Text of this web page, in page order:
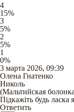
4
15%
3
5%
2
5%
1
0%
3 марта 2026, 09:39
Олена Гнатенко
Николь
(Мальтийская болонка
Підкажіть будь ласка
Ответить